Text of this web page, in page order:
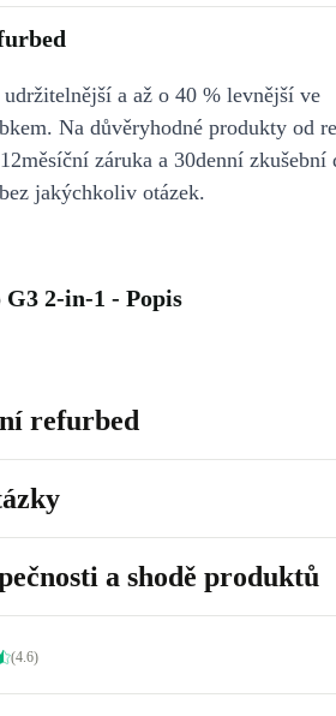
a až o 40 % levnější ve
Na důvěryhodné produkty od
záruka a 30denní zkušební
jakýchkoliv otázek.
2-in-1 - Popis
refurbed
a shodě produktů
(4.6)